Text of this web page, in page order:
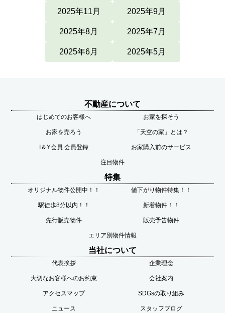
2025年11月 2025年9月
2025年8月 2025年7月
2025年6月 2025年5月
不動産について
はじめてのお客様へ お家を探そう
お家を売ろう 「天空の家」とは？
I＆Y会員 会員登録 お家購入前のサービス
注目物件
特集
オリジナル物件公開中！！ 値下がり物件特集！！
駅徒歩8分以内！！ 新着物件！！
先行販売物件 販売予告物件
エリア別物件情報
当社について
代表挨拶 企業理念
大切なお客様へのお約束 会社案内
アクセスマップ SDGsの取り組み
ニュース スタッフブログ